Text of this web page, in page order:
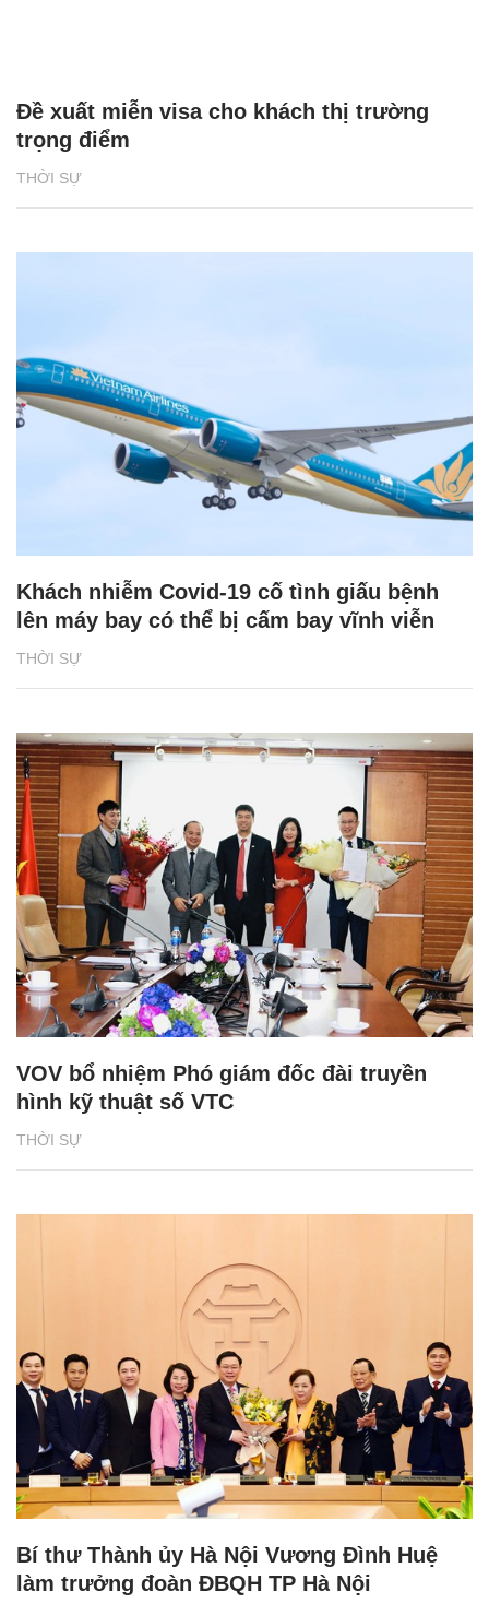
THỜI SỰ
Đề xuất miễn visa cho khách thị trường
trọng điểm
THỜI SỰ
Khách nhiễm Covid-19 cố tình giấu bệnh
lên máy bay có thể bị cấm bay vĩnh viễn
THỜI SỰ
VOV bổ nhiệm Phó giám đốc đài truyền
hình kỹ thuật số VTC
Bí thư Thành ủy Hà Nội Vương Đình Huệ
làm trưởng đoàn ĐBQH TP Hà Nội